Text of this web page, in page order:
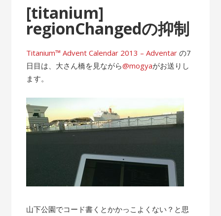
[titanium]
regionChangedの抑制
Titanium™ Advent Calendar 2013 – Adventar の7
日目は、大さん橋を見ながら@mogyaがお送りし
ます。
山下公園でコード書くとかかっこよくない？と思